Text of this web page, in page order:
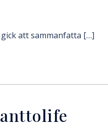
att sammanfatta […]